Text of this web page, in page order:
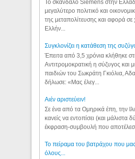
Το σκάνδαλο Siemens στην
μεγαλύτερο πολιτικό και
της μεταπολίτευσης και αφορά σε
Ελλήν...
Συγκλονίζει η κατάθεση της
Έπειτα από 3,5 χρόνια κλήθηκε
Αντιτρομοκρατική η σύζυγος και
παιδιών του Σωκράτη Γκιόλια,
δήλωσε: «Μας έλεγ...
Aιέν αριστεύειν!
Σε ένα από τα Ομηρικά έπη, την
κανείς να εντοπίσει (και μάλιστα
έκφραση-συμβουλή που
Το πείραμα του βατράχου που
όλους...